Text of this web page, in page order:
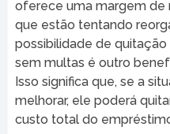
oferece uma margem de
que estão tentando
possibilidade de
sem multas é outro
Isso significa que, se a
melhorar, ele poderá
custo total do